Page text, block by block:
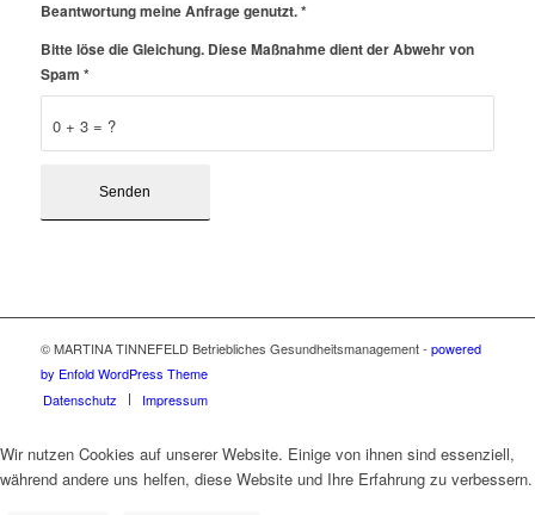
Beantwortung meine Anfrage genutzt.*
0 + 3 = ?
Bitte löse die Gleichung. Diese Maßnahme dient der Abwehr von
Spam *
© MARTINA TINNEFELD Betriebliches Gesundheitsmanagement - powered
by Enfold WordPress Theme
Datenschutz
Impressum
Wir nutzen Cookies auf unserer Website. Einige von ihnen sind essenziell,
während andere uns helfen, diese Website und Ihre Erfahrung zu verbessern.